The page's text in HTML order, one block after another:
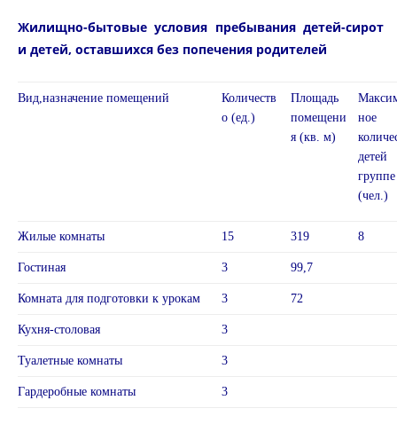
Жилищно-бытовые условия пребывания детей-сирот
и детей, оставшихся без попечения родителей
Вид,назначение помещений
Количеств
о (ед.)
Площадь
помещени
я (кв. м)
ное
группе
(чел.)
Жилые комнаты 15 319 8
Гостиная 3 99,7
Комната для подготовки к урокам 3 72
Кухня-столовая 3
Туалетные комнаты 3
Гардеробные комнаты 3